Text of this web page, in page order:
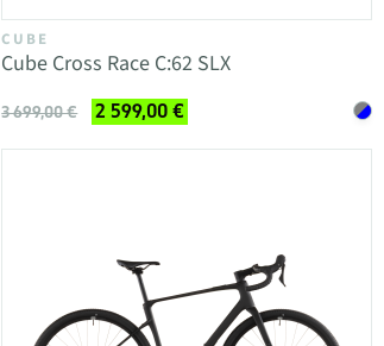
CUBE
Cube Cross Race C:62 SLX
3 699,00 € 2 599,00 €